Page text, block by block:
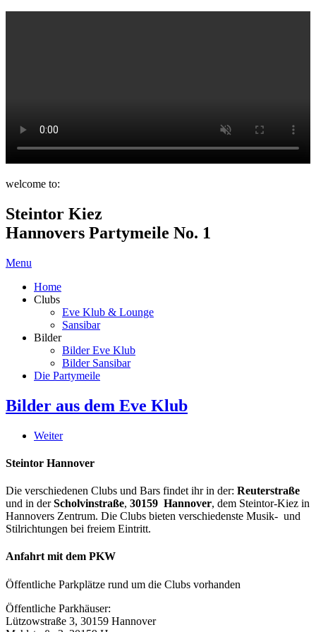
welcome to:
Steintor Kiez
Hannovers Partymeile No. 1
Menu
Home
Clubs
Eve Klub & Lounge
Sansibar
Bilder
Bilder Eve Klub
Bilder Sansibar
Die Partymeile
Bilder aus dem Eve Klub
Weiter
Steintor Hannover
Die verschiedenen Clubs und Bars findet ihr in der: Reuterstraße
und in derScholvinstraße, 30159 Hannover, dem Steintor-Kiez in
Hannovers Zentrum. Die Clubs bieten verschiedenste Musik- und
Stilrichtungen bei freiem Eintritt.
Anfahrt mit dem PKW
Öffentliche Parkplätze rund um die Clubs vorhanden
Öffentliche Parkhäuser:
Lützowstraße 3, 30159 Hannover